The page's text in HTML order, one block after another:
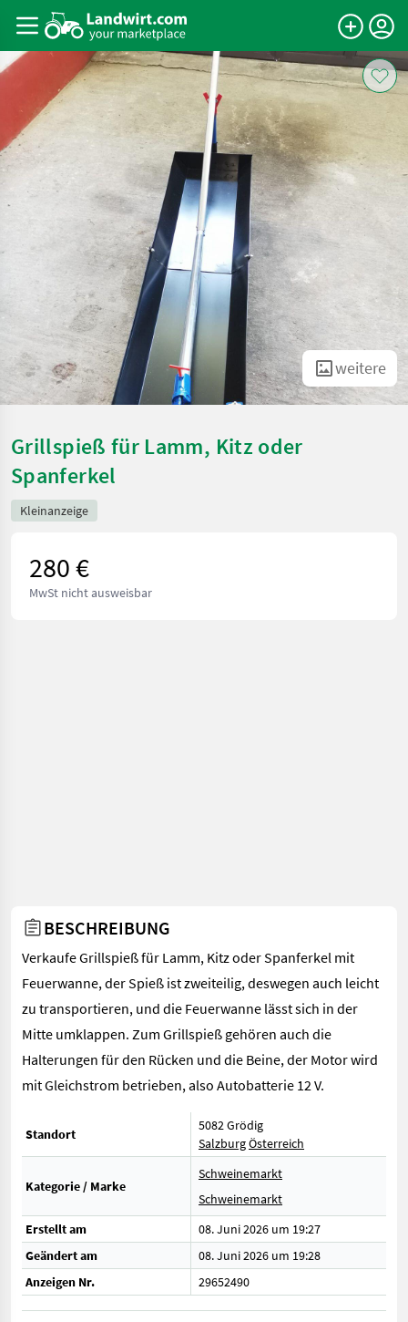
weitere
Grillspieß für Lamm, Kitz oder
Spanferkel
Kleinanzeige
280 €
MwSt nicht ausweisbar
BESCHREIBUNG
Verkaufe Grillspieß für Lamm, Kitz oder Spanferkel mit
Feuerwanne, der Spieß ist zweiteilig, deswegen auch leicht
zu transportieren, und die Feuerwanne lässt sich in der
Mitte umklappen. Zum Grillspieß gehören auch die
Halterungen für den Rücken und die Beine, der Motor wird
mit Gleichstrom betrieben, also Autobatterie 12 V.
Standort
5082 Grödig
SalzburgÖsterreich
Kategorie / Marke
Schweinemarkt
Schweinemarkt
Erstellt am
08. Juni 2026 um 19:27
Geändert am
08. Juni 2026 um 19:28
Anzeigen Nr.
29652490